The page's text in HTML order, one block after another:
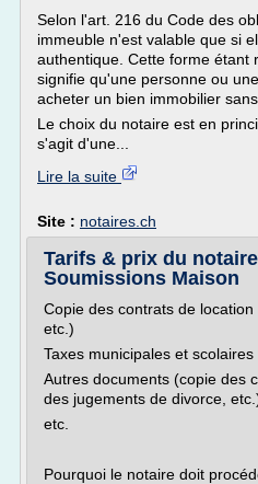
Selon l'art. 216 du Code des
immeuble n'est valable que si
authentique. Cette forme étant
signifie qu'une personne ou
acheter un bien immobilier
Le choix du notaire est en
s'agit d'une...
Lire la suite
Site : notaires.ch
Tarifs & prix du
Soumissions Maison
Copie des contrats de
etc.)
Taxes municipales et scolaires
Autres documents (copie des
des jugements de divorce,
etc.
Pourquoi le notaire doit